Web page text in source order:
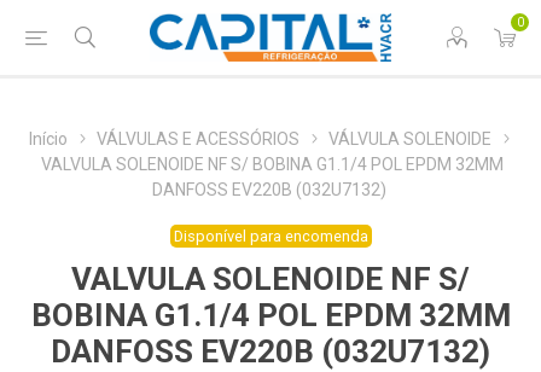
0
Início VÁLVULAS E ACESSÓRIOS
VÁLVULA SOLENOIDE
VALVULA SOLENOIDE NF S/ BOBINA G1.1/4 POL EPDM 32MM
DANFOSS EV220B (032U7132)
Disponível para encomenda
VALVULA SOLENOIDE NF S/
BOBINA G1.1/4 POL EPDM 32MM
DANFOSS EV220B (032U7132)